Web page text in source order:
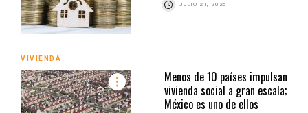
JULIO 21, 2026
VIVIENDA
Menos de 10 países impulsan
vivienda social a gran escala;
México es uno de ellos